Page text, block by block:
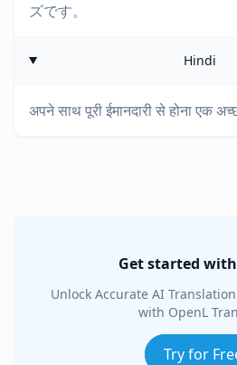
ズです。
Hindi
अपने साथ पूरी ईमानदारी से होना एक
Get started
Unlock Accurate AI
with OpenL
Try for